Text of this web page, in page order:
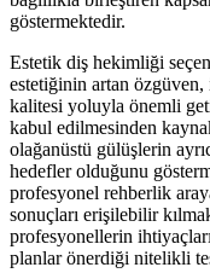
göstermektedir.
Estetik diş hekimliği
estetiğinin artan
kalitesi yoluyla önemli
kabul edilmesinden
olağanüstü gülüşlerin
hedefler olduğunu
profesyonel rehberlik
sonuçları erişilebilir
profesyonellerin
planlar önerdiği nitelikli